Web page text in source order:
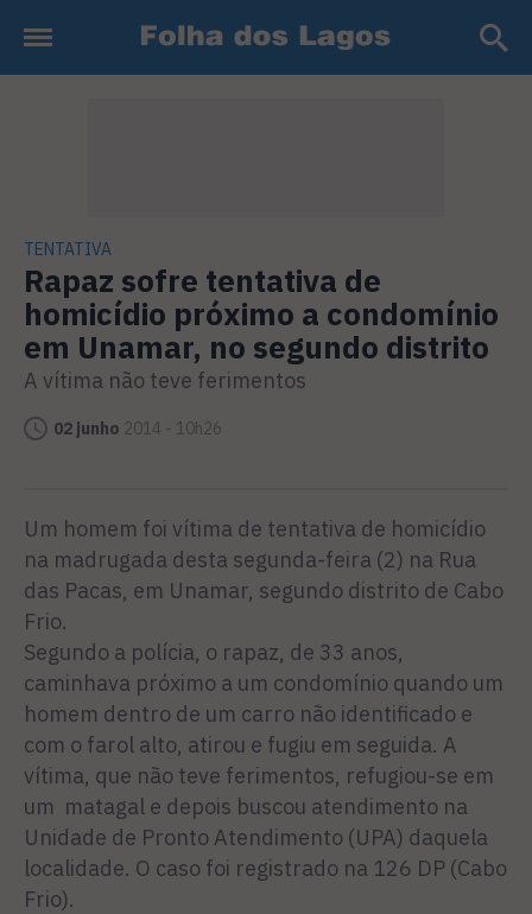
TENTATIVA
Rapaz sofre tentativa de
homicídio próximo a condomínio
em Unamar, no segundo distrito
A vítima não teve ferimentos
02 junho 2014 - 10h26
Um homem foi vítima de tentativa de homicídio
na madrugada desta segunda-feira (2) na Rua
das Pacas, em Unamar, segundo distrito de Cabo
Frio.
Segundo a polícia, o rapaz, de 33 anos,
caminhava próximo a um condomínio quando um
homem dentro de um carro não identificado e
com o farol alto, atirou e fugiu em seguida. A
vítima, que não teve ferimentos, refugiou-se em
um matagal e depois buscou atendimento na
Unidade de Pronto Atendimento (UPA) daquela
localidade. O caso foi registrado na 126 DP (Cabo
Frio).